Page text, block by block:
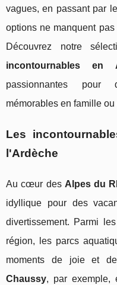
vagues, en passant par
options ne manquent
Découvrez notre
incontournables en
passionnantes pour
mémorables en famille ou
Les
l'Ardèche
Au cœur des Alpes du
idyllique pour des
divertissement. Parmi
région, les parcs
moments de joie et
Chaussy, par exemple,